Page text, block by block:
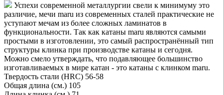
Успехи современной металлургии свели к минимуму это
различие, мечи maru из современных сталей практические не
уступают мечам из более сложных ламинатов в
функциональности. Так как катаны maru являются самыми
простыми в изготовлении, это самый распространённый тип
структуры клинка при производстве катаны и сегодня.
Можно смело утверждать, что подавляющее большинство
изготавливаемых в мире катан - это катаны с клинком maru.
Твердость стали (HRC) 56-58
Общая длина (см.) 105